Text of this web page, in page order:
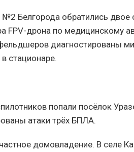
Белгорода обратились двое
FPV-дрона по медицинскому
диагностированы
стационаре.
попали посёлок
атаки трёх БПЛА.
домовладение. В селе